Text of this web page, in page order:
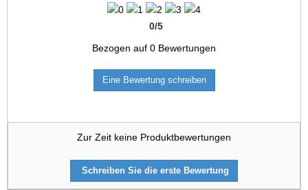
0/5
Bezogen auf 0 Bewertungen
Eine Bewertung schreiben
Zur Zeit keine Produktbewertungen
Schreiben Sie die erste Bewertung